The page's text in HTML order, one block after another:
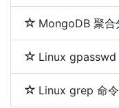
MongoDB 聚合
Linux gpasswd
Linux grep 命令